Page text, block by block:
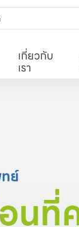
เกี่ยวกับ
เรา